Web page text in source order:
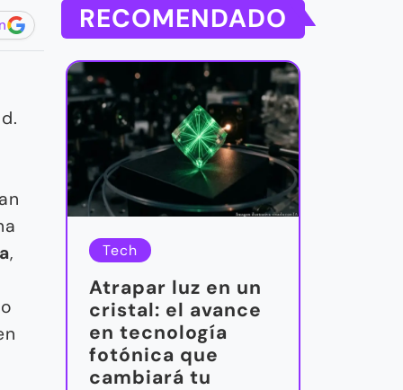
,
RECOMENDADO
Tech
Atrapar luz en un
cristal: el avance
en tecnología
fotónica que
cambiará tu